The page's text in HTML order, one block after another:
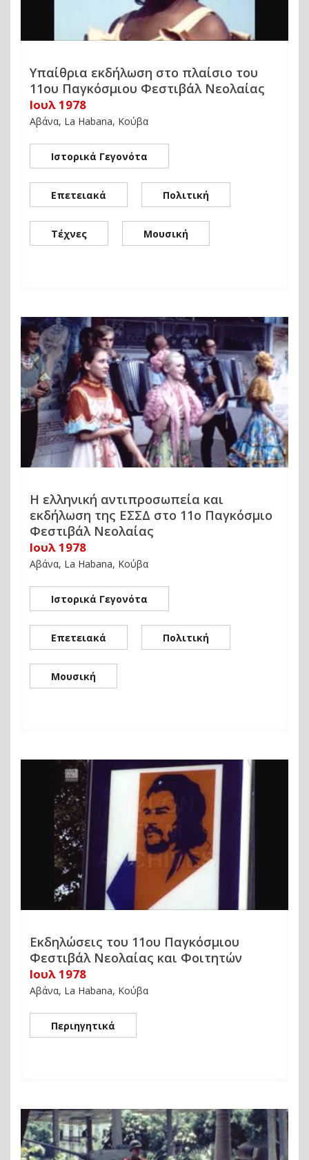
Υπαίθρια εκδήλωση στο πλαίσιο του
11ου Παγκόσμιου Φεστιβάλ Νεολαίας
Ιουλ 1978
Αβάνα, La Habana, Κούβα
Ιστορικά Γεγονότα
Επετειακά Πολιτική
Τέχνες Μουσική
Η ελληνική αντιπροσωπεία και
εκδήλωση της ΕΣΣΔ στο 11ο Παγκόσμιο
Φεστιβάλ Νεολαίας
Ιουλ 1978
Αβάνα, La Habana, Κούβα
Ιστορικά Γεγονότα
Επετειακά Πολιτική
Μουσική
Εκδηλώσεις του 11ου Παγκόσμιου
Φεστιβάλ Νεολαίας και Φοιτητών
Ιουλ 1978
Αβάνα, La Habana, Κούβα
Περιηγητικά